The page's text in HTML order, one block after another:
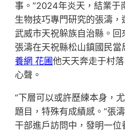
事。”2024年炎天，結業于
生物技巧專門研究的張濤
武威市天祝躲族自治縣。回
張濤在天祝縣松山鎮國民
養網 花圃他天天奔走于村
心聲。
“下層可以或許歷練本身，
題目，特殊有成績感。”張
干部進戶訪問中，發明一